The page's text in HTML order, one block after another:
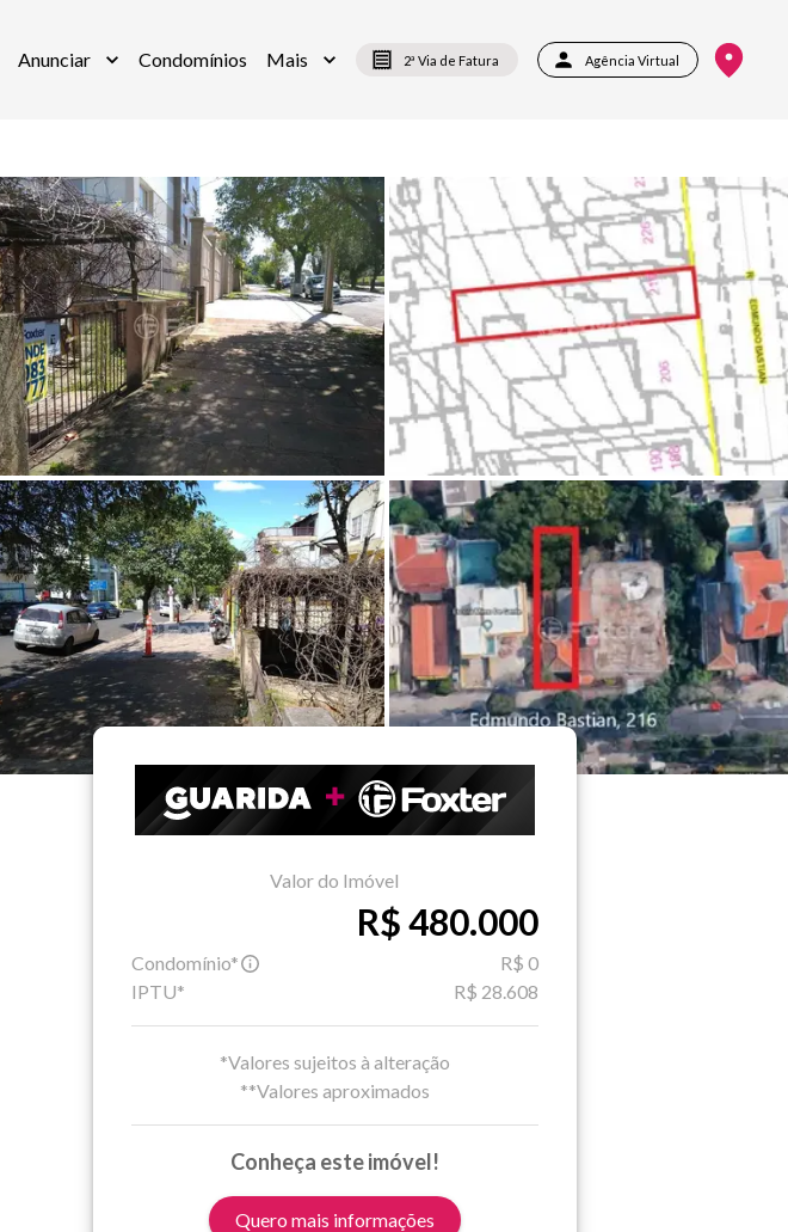
Anunciar Condomínios Mais 2ª Via de Fatura Agência Virtual
Valor do Imóvel
R$ 480.000
Condomínio*
R$ 0
IPTU*
R$ 28.608
*Valores sujeitos à alteração
**Valores aproximados
Conheça este imóvel!
Quero mais informações